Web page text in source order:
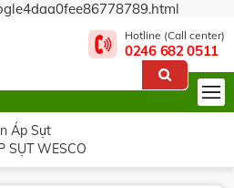
Hotline (Call center)
0246 682 0511
Áp Sụt
SỤT WESCO